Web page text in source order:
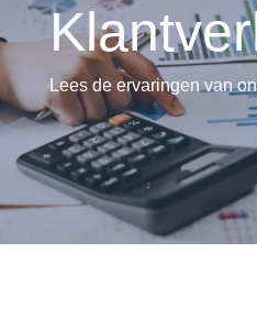
Lees de ervaringen van